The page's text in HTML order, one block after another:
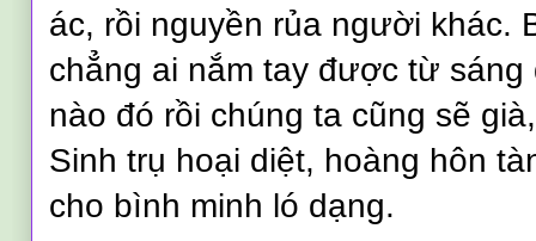
ác, rồi nguyền rủa người khác.
chẳng ai nắm tay được từ sáng
nào đó rồi chúng ta cũng sẽ
Sinh trụ hoại diệt, hoàng hôn
cho bình minh ló dạng.